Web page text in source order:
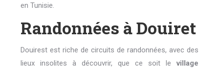
en Tunisie.
Randonnées à Douiret
Douirest est riche de circuits de randonnées, avec des
lieux insolites à découvrir, que ce soit le village